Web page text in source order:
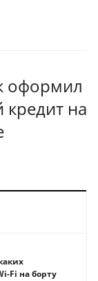
оформил
кредит на
Fi на борту